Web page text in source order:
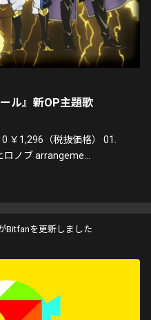
ル』新OP主題歌
￥1,296（税抜価格） 01.
ノブ arrangeme...
Bitfanを更新しました